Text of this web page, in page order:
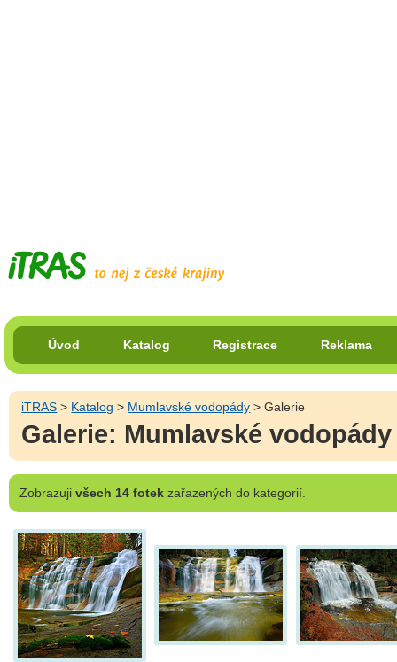
Úvod Katalog Registrace Reklama
iTRAS > Katalog > Mumlavské vodopády > Galerie
Galerie: Mumlavské vodopády
Zobrazuji všech 14 fotekzařazených do kategorií.